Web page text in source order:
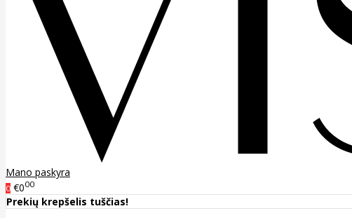
Mano paskyra
0 €000
Prekių krepšelis tuščias!